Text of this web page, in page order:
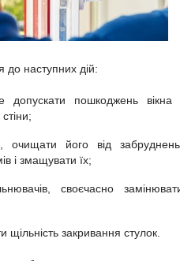
до наступних дій:
допускати пошкоджень вікна
очищати його від
і змащувати їх;
своєчасно
щільність закривання стулок.